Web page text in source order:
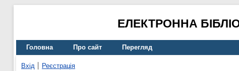
ЕЛЕКТРОННА
Головна Про сайт Перегляд
Вхід Реєстрація